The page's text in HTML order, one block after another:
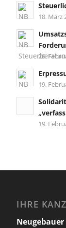
18. März
26.
19.
19.
IHRE